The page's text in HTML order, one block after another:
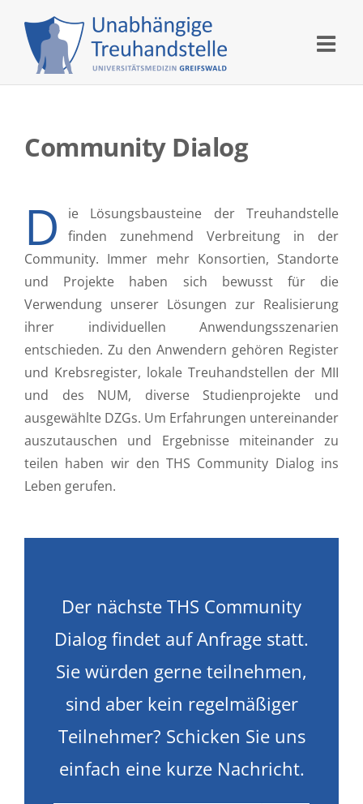
content
Community Dialog
D
ie Lösungsbausteine der Treuhandstelle
finden zunehmend Verbreitung in der
Community. Immer mehr Konsortien, Standorte
und Projekte haben sich bewusst für die
Verwendung unserer Lösungen zur Realisierung
ihrer individuellen Anwendungsszenarien
entschieden. Zu den Anwendern gehören Register
und Krebsregister, lokale Treuhandstellen der MII
und des NUM, diverse Studienprojekte und
ausgewählte DZGs. Um Erfahrungen untereinander
auszutauschen und Ergebnisse miteinander zu
teilen haben wir den THS Community Dialog ins
Leben gerufen.
Der nächste THS Community
Dialog findet auf Anfrage statt.
Sie würden gerne teilnehmen,
sind aber kein regelmäßiger
Teilnehmer? Schicken Sie uns
einfach eine kurze Nachricht.